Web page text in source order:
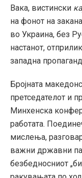
Вака, вистински
на фонот на
во Украина, без
настанот,
западна
Бројната
претседателот и
Минхенска
работата.
мислења,
важни државни
безбедносниот